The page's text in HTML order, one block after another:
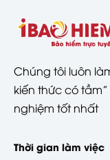
Chúng tôi luôn
kiến thức có
nghiệm tốt nhất
Thời gian làm việc